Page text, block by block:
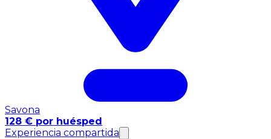
Savona
128 € por huésped
Experiencia compartida